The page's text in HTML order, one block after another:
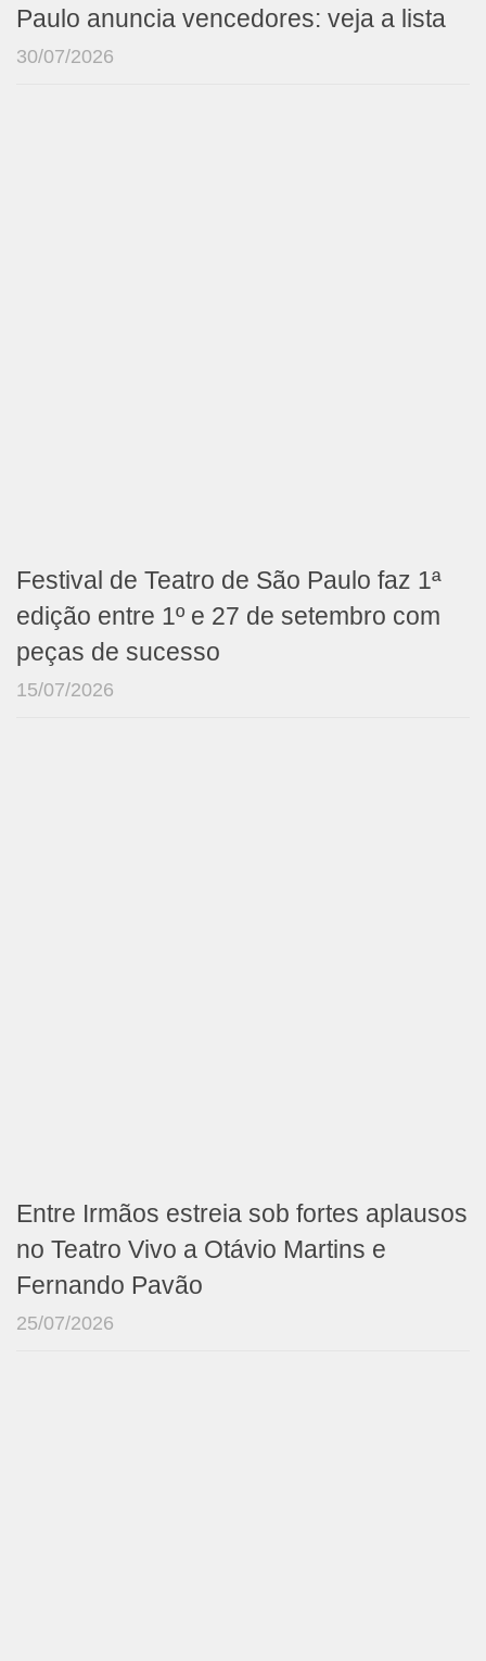
Paulo anuncia vencedores: veja a lista
30/07/2026
Festival de Teatro de São Paulo faz 1ª
edição entre 1º e 27 de setembro com
peças de sucesso
15/07/2026
Entre Irmãos estreia sob fortes aplausos
no Teatro Vivo a Otávio Martins e
Fernando Pavão
25/07/2026